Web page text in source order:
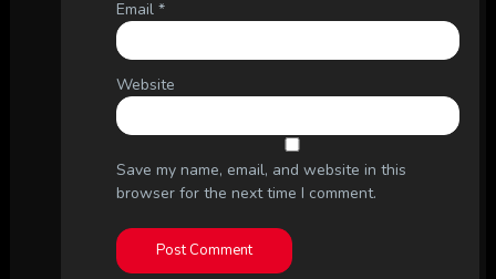
Email *
Website
Save my name, email, and website in this
browser for the next time I comment.